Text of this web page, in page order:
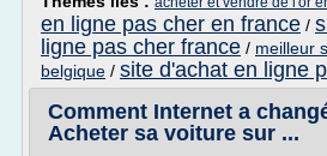
en ligne pas cher en france /
ligne pas cher france / meilleur
belgique / site d'achat en ligne
Comment Internet a
Acheter sa voiture sur ...